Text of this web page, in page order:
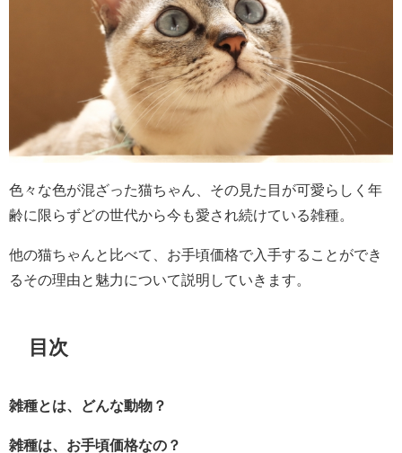
色々な色が混ざった猫ちゃん、その見た目が可愛らしく年
齢に限らずどの世代から今も愛され続けている雑種。
他の猫ちゃんと比べて、お手頃価格で入手することができ
るその理由と魅力について説明していきます。
目次
雑種とは、どんな動物？
雑種は、お手頃価格なの？